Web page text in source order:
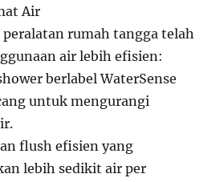
Air
rumah tangga telah
air lebih efisien:
berlabel WaterSense
untuk mengurangi
flush efisien yang
lebih sedikit air per